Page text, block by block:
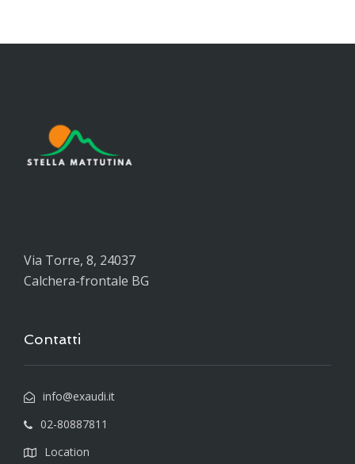
Via Torre, 8, 24037
Calchera-frontale BG
Contatti
info@exaudi.it
02-80887811
Location